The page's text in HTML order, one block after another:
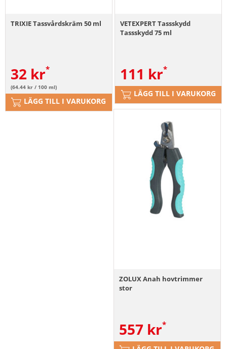
TRIXIE Tassvårdskräm 50 ml
32 kr
(64.44 kr / 100 ml)
LÄGG TILL I VARUKORG
VETEXPERT Tassskydd
Tassskydd 75 ml
111 kr
LÄGG TILL I VARUKORG
ZOLUX Anah hovtrimmer
stor
557 kr